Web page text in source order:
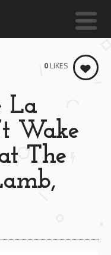
WAY WE WERE ****
La
Wake
The
0 LIKES